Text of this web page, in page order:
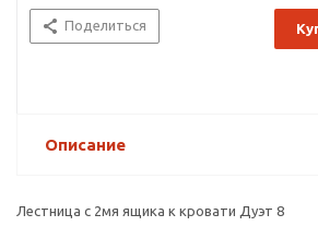
Поделиться
Описание
Лестница с 2мя ящика к кровати Дуэт 8